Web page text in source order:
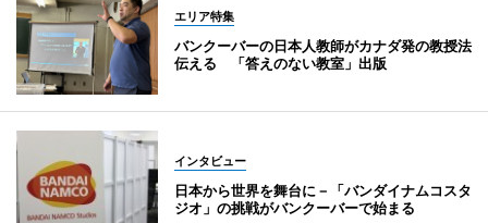
エリア特集
バンクーバーの日本人教師がカナダ発の教授法
伝える 「答えのない教室」出版
インタビュー
日本から世界を舞台に－「バンダイナムコスタ
ジオ」の挑戦がバンクーバーで始まる